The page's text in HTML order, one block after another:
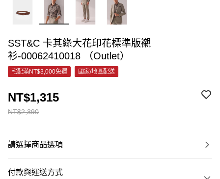
SST&C 卡其綠大花印花標準版襯
衫-00062410018 （Outlet）
宅配滿NT$3,000免運 國家/地區配送
NT$2,390
NT$1,315
請選擇商品選項
付款與運送方式